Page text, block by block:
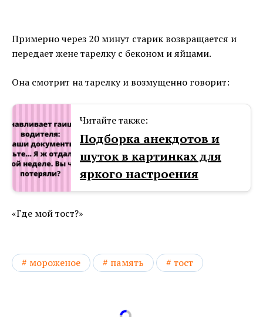
Примерно через 20 минут старик возвращается и
передает жене тарелку с беконом и яйцами.
Она смотрит на тарелку и возмущенно говорит:
Читайте также:
Подборка анекдотов и
шуток в картинках для
яркого настроения
«Где мой тост?»
мороженое память тост